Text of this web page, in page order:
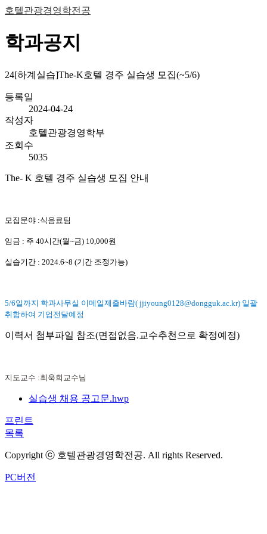
호텔관광경영학전공
학과공지
24[하계실습]The-K호텔 경주 실습생 모집(~5/6)
등록일
2024-04-24
작성자
호텔관광경영학부
조회수
5035
The- K 호텔 경주 실습생 모집 안내
모집문야 :식음료팀
임금 : 주 40시간(월~금) 10,000원
실습기간 : 2024.6~8 (기간 조정가능)
5/6일까지 학과사무실 이메일제출바람( jjiyoung0128@dongguk.ac.kr) 일괄
취합하여 기업전달예정
이력서 첨부파일 참조(면접없음.교수추천으로 확정예정)
지도교수 :최욱희교수님
실습생 채용 공고문.hwp
프린트
목록
Copyright ⓒ 호텔관광경영학전공. All rights Reserved.
PC버전